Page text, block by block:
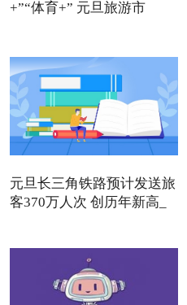
+”“体育+” 元旦旅游市
元旦长三角铁路预计发送旅
客370万人次 创历年新高_